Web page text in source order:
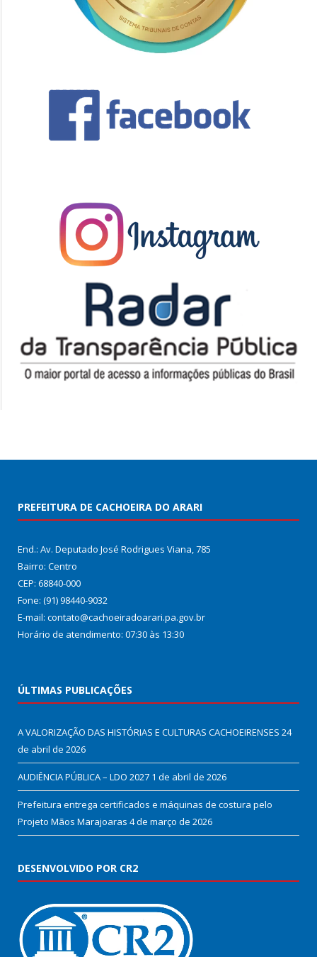
PREFEITURA DE CACHOEIRA DO ARARI
End.: Av. Deputado José Rodrigues Viana, 785
Bairro: Centro
CEP: 68840-000
Fone: (91) 98440-9032
E-mail: contato@cachoeiradoarari.pa.gov.br
Horário de atendimento: 07:30 às 13:30
ÚLTIMAS PUBLICAÇÕES
A VALORIZAÇÃO DAS HISTÓRIAS E CULTURAS CACHOEIRENSES 24
de abril de 2026
AUDIÊNCIA PÚBLICA – LDO 2027 1 de abril de 2026
Prefeitura entrega certificados e máquinas de costura pelo
Projeto Mãos Marajoaras 4 de março de 2026
DESENVOLVIDO POR CR2